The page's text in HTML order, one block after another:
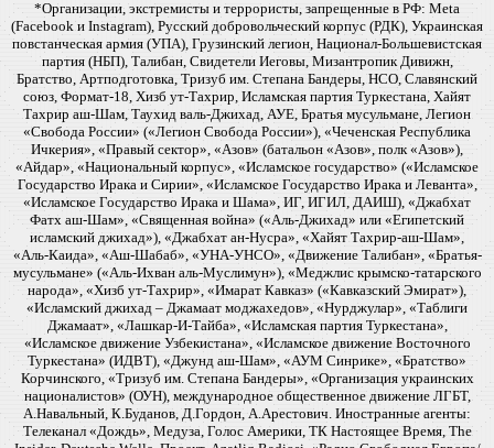
*Организации, экстремисты и террористы, запрещенные в РФ: Meta
(Facebook и Instagram), Русский добровольческий корпус (РДК), Украинская
повстанческая армия (УПА), Грузинский легион, Национал-Большевистская
партия (НБП), Талибан, Свидетели Иеговы, Мизантропик Дивижн,
Братство, Артподготовка, Тризуб им. Степана Бандеры, НСО, Славянский
союз, Формат-18, Хизб ут-Тахрир, Исламская партия Туркестана, Хайят
Тахрир аш-Шам, Таухид валь-Джихад, АУЕ, Братья мусульмане, Легион
«Свобода России» («Легион Свобода России»), «Чеченская Республика
Ичкерия», «Правый сектор», «Азов» (батальон «Азов», полк «Азов»),
«Айдар», «Национальный корпус», «Исламское государство» («Исламское
Государство Ирака и Сирии», «Исламское Государство Ирака и Леванта»,
«Исламское Государство Ирака и Шама», ИГ, ИГИЛ, ДАИШ), «Джабхат
Фатх аш-Шам», «Священная война» («Аль-Джихад» или «Египетский
исламский джихад»), «Джабхат ан-Нусра», «Хайят Тахрир-аш-Шам»,
«Аль-Каида», «Аш-Шабаб», «УНА-УНСО», «Движение Талибан», «Братья-
мусульмане» («Аль-Ихван аль-Муслимун»), «Меджлис крымско-татарского
народа», «Хизб ут-Тахрир», «Имарат Кавказ» («Кавказский Эмират»),
«Исламский джихад – Джамаат моджахедов», «Нурджулар», «Таблиги
Джамаат», «Лашкар-И-Тайба», «Исламская партия Туркестана»,
«Исламское движение Узбекистана», «Исламское движение Восточного
Туркестана» (ИДВТ), «Джунд аш-Шам», «АУМ Синрике», «Братство»
Корчинского, «Тризуб им. Степана Бандеры», «Организация украинских
националистов» (ОУН), международное общественное движение ЛГБТ,
А.Навальный, К.Буданов, Д.Гордон, А.Арестович. Иностранные агенты:
Телеканал «Дождь», Медуза, Голос Америки, ТК Настоящее Время, The